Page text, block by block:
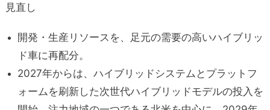
見直し
開発・生産リソースを、足元の需要の高いハイブリッ
ド車に再配分。
2027年からは、ハイブリッドシステムとプラットフ
ォームを刷新した次世代ハイブリッドモデルの投入を